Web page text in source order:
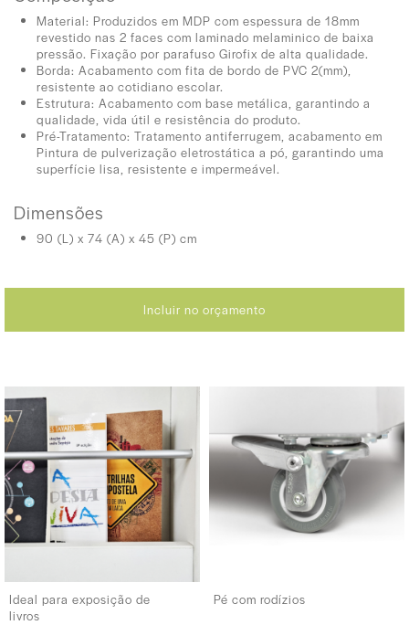
Material: Produzidos em MDP com espessura de 18mm
revestido nas 2 faces com laminado melaminico de baixa
pressão. Fixação por parafuso Girofix de alta qualidade.
Borda: Acabamento com fita de bordo de PVC 2(mm),
resistente ao cotidiano escolar.
Estrutura: Acabamento com base metálica, garantindo a
qualidade, vida útil e resistência do produto.
Pré-Tratamento: Tratamento antiferrugem, acabamento em
Pintura de pulverização eletrostática a pó, garantindo uma
superfície lisa, resistente e impermeável.
Dimensões
90 (L) x 74 (A) x 45 (P) cm
Incluir no orçamento
Ideal para exposição de
livros
Pé com rodízios